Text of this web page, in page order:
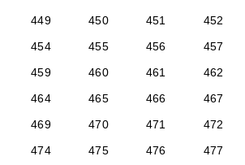
449
450 451 452
454
455 456 457
459
460 461 462
464
465 466 467
469
470 471 472
474
475 476 477